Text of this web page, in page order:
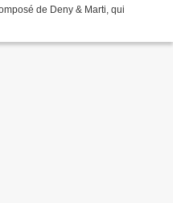
de Deny & Marti, qui